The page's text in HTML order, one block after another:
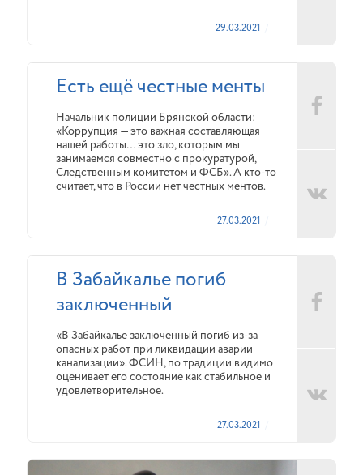
29.03.2021
Есть ещё честные менты
Начальник полиции Брянской области:
«Коррупция — это важная составляющая
нашей работы… это зло, которым мы
занимаемся совместно с прокуратурой,
Следственным комитетом и ФСБ». А кто-то
считает, что в России нет честных ментов.
27.03.2021
В Забайкалье погиб
заключенный
«В Забайкалье заключенный погиб из-за
опасных работ при ликвидации аварии
канализации». ФСИН, по традиции видимо
оценивает его состояние как стабильное и
удовлетворительное.
27.03.2021